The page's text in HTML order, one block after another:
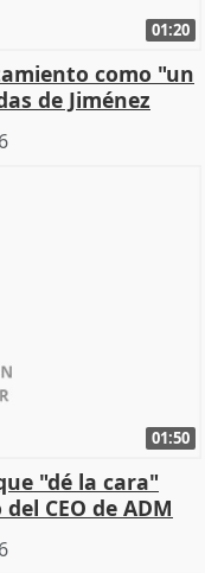
01:20
como "un
de Jiménez
01:50
"dé la cara"
CEO de ADM